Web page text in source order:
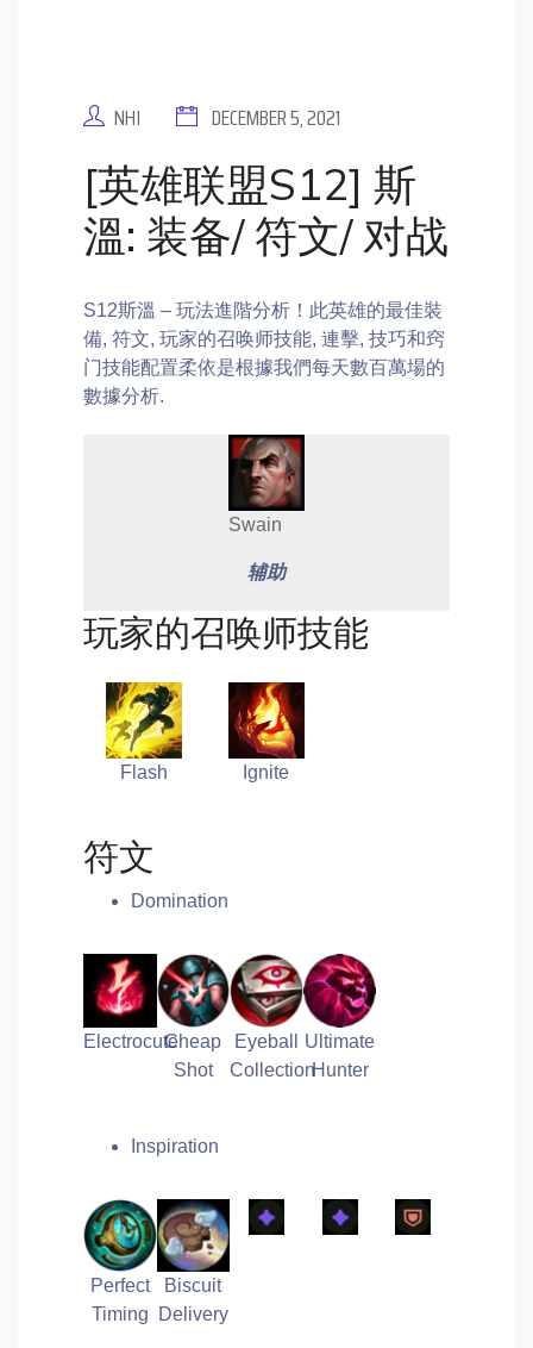
NHI DECEMBER 5, 2021
[英雄联盟S12] 斯
溫: 装备/ 符文/ 对战
S12斯溫 – 玩法進階分析！此英雄的最佳裝
備, 符文, 玩家的召唤师技能, 連擊, 技巧和窍
门技能配置柔依是根據我們每天數百萬場的
數據分析.
Swain
辅助
玩家的召唤师技能
Flash Ignite
符文
Domination
ElectrocuteCheap
Shot
Eyeball
Collection
Ultimate
Hunter
Inspiration
Perfect
Timing
Biscuit
Delivery